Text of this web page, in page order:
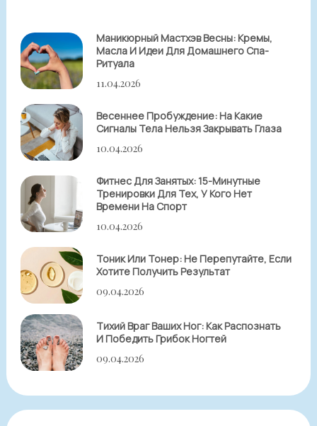
Маникюрный Мастхэв Весны: Кремы,
Масла И Идеи Для Домашнего Спа-
Ритуала
11.04.2026
Весеннее Пробуждение: На Какие
Сигналы Тела Нельзя Закрывать Глаза
10.04.2026
Фитнес Для Занятых: 15-Минутные
Тренировки Для Тех, У Кого Нет
Времени На Спорт
10.04.2026
Тоник Или Тонер: Не Перепутайте, Если
Хотите Получить Результат
09.04.2026
Тихий Враг Ваших Ног: Как Распознать
И Победить Грибок Ногтей
09.04.2026